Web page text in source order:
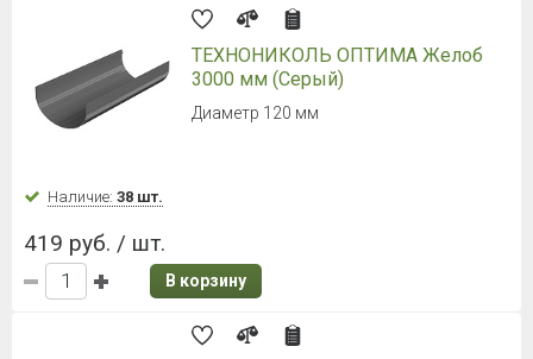
ТЕХНОНИКОЛЬ ОПТИМА Желоб
3000 мм (Серый)
Диаметр 120 мм
Наличие: 38 шт.
419 руб. / шт.
В корзину